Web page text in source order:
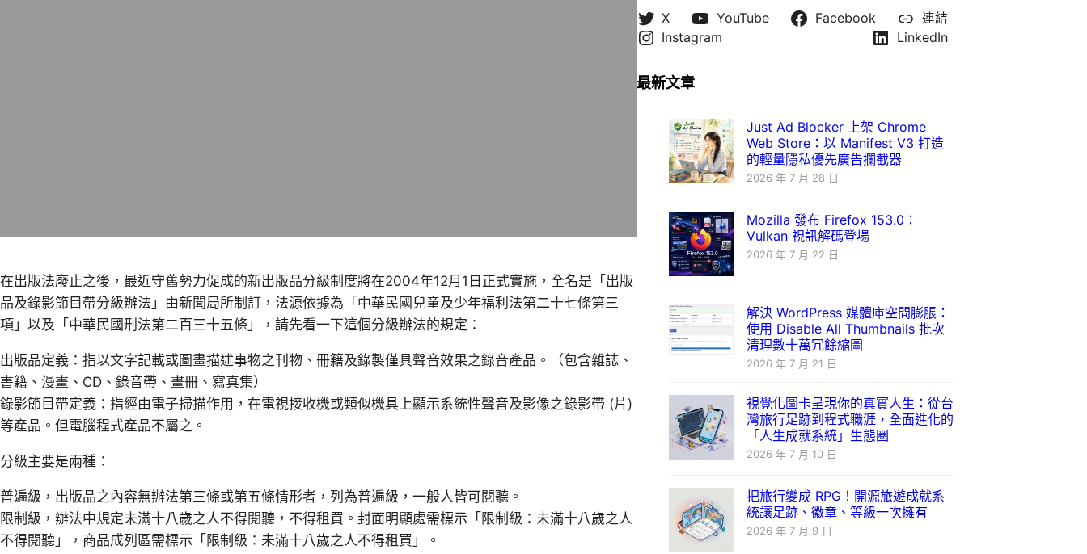
在出版法廢止之後，最近守舊勢力促成的新出版品分級制度將在2004年12月1日正式實施，全名是「出版
品及錄影節目帶分級辦法」由新聞局所制訂，法源依據為「中華民國兒童及少年福利法第二十七條第三
項」以及「中華民國刑法第二百三十五條」，請先看一下這個分級辦法的規定：
出版品定義：指以文字記載或圖畫描述事物之刊物、冊籍及錄製僅具聲音效果之錄音產品。（包含雜誌、
書籍、漫畫、CD、錄音帶、畫冊、寫真集）
錄影節目帶定義：指經由電子掃描作用，在電視接收機或類似機具上顯示系統性聲音及影像之錄影帶 (片)
等產品。但電腦程式產品不屬之。
分級主要是兩種：
普遍級，出版品之內容無辦法第三條或第五條情形者，列為普遍級，一般人皆可閱聽。
限制級，辦法中規定未滿十八歲之人不得閱聽，不得租買。封面明顯處需標示「限制級：未滿十八歲之人
不得閱聽」，商品成列區需標示「限制級：未滿十八歲之人不得租買」。
X YouTube Facebook
連結
Instagram
LinkedIn
最新文章
Just Ad Blocker 上架 Chrome
Web Store：以 Manifest V3 打造
的輕量隱私優先廣告攔截器
2026 年 7 月 28 日
Mozilla 發布 Firefox 153.0：
Vulkan 視訊解碼登場
2026 年 7 月 22 日
解決 WordPress 媒體庫空間膨脹：
使用 Disable All Thumbnails 批次
清理數十萬冗餘縮圖
2026 年 7 月 21 日
視覺化圖卡呈現你的真實人生：從台
灣旅行足跡到程式職涯，全面進化的
「人生成就系統」生態圈
2026 年 7 月 10 日
把旅行變成 RPG！開源旅遊成就系
統讓足跡、徽章、等級一次擁有
2026 年 7 月 9 日